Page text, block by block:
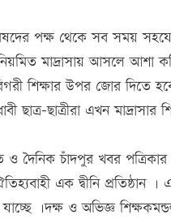
পক্ষ থেকে সব সময়
নিয়মিত মাদ্রাসায় আসলে আশা
শিক্ষার উপর জোর দিতে
ছাত্র-ছাত্রীরা এখন
ও দৈনিক চাঁদপুর খবর
এক দ্বীনি প্রতিষ্ঠান
।দক্ষ ও অভিজ্ঞ